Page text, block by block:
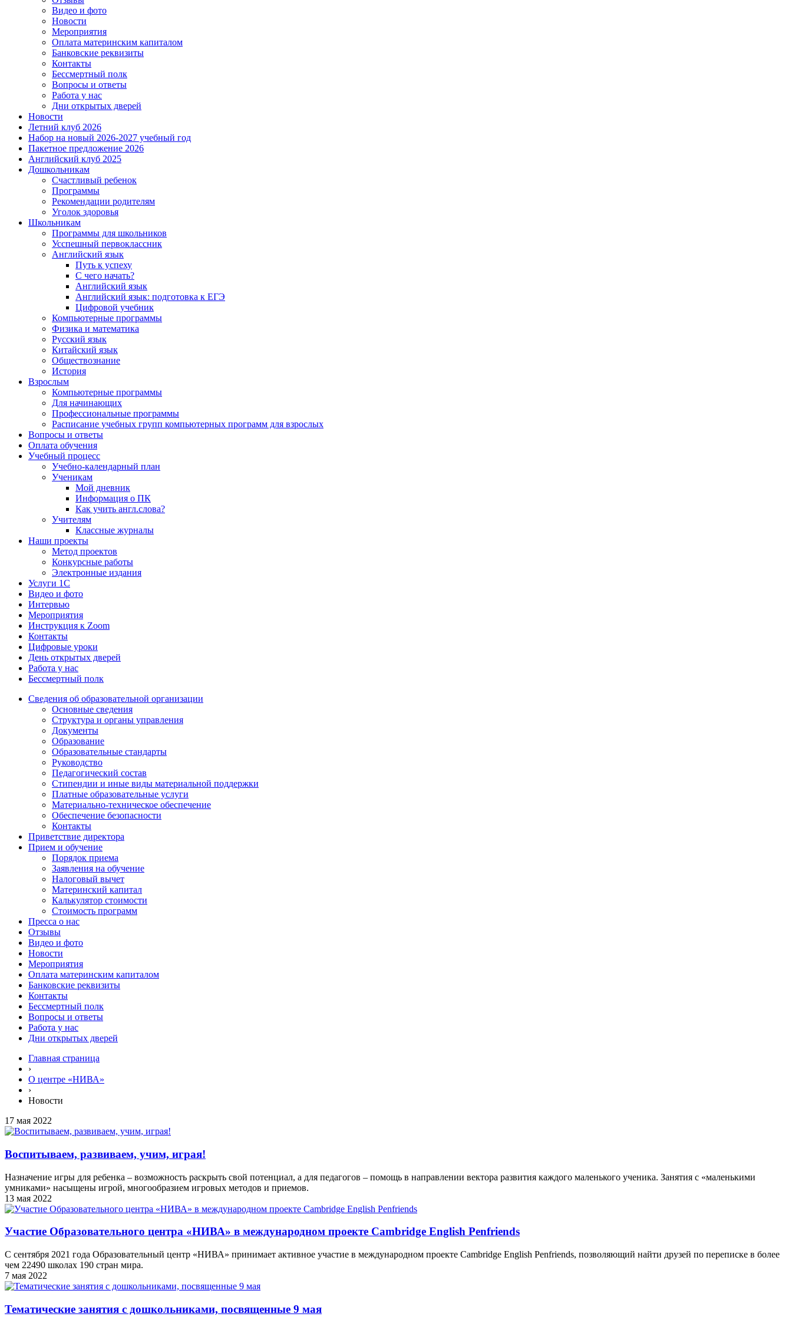
Видео и фото
Новости
Мероприятия
Оплата материнским капиталом
Банковские реквизиты
Контакты
Бессмертный полк
Вопросы и ответы
Работа у нас
Дни открытых дверей
Новости
Летний клуб 2026
Набор на новый 2026-2027 учебный год
Пакетное предложение 2026
Английский клуб 2025
Дошкольникам
Счастливый ребенок
Программы
Рекомендации родителям
Уголок здоровья
Школьникам
Программы для школьников
Усспешный первоклассник
Английский язык
Путь к успеху
С чего начать?
Английский язык
Английский язык: подготовка к ЕГЭ
Цифровой учебник
Компьютерные программы
Физика и математика
Русский язык
Китайский язык
Обществознание
История
Взрослым
Компьютерные программы
Для начинающих
Профессиональные программы
Расписание учебных групп компьютерных программ для взрослых
Вопросы и ответы
Оплата обучения
Учебный процесс
Учебно-календарный план
Ученикам
Мой дневник
Информация о ПК
Как учить англ.слова?
Учителям
Классные журналы
Наши проекты
Метод проектов
Конкурсные работы
Электронные издания
Услуги 1C
Видео и фото
Интервью
Мероприятия
Инструкция к Zoom
Контакты
Цифровые уроки
День открытых дверей
Работа у нас
Бессмертный полк
Сведения об образовательной организации
Основные сведения
Структура и органы управления
Документы
Образование
Образовательные стандарты
Руководство
Педагогический состав
Стипендии и иные виды материальной поддержки
Платные образовательные услуги
Материально-техническое обеспечение
Обеспечение безопасности
Контакты
Приветствие директора
Прием и обучение
Порядок приема
Заявления на обучение
Налоговый вычет
Материнский капитал
Калькулятор стоимости
Стоимость программ
Пресса о нас
Отзывы
Видео и фото
Новости
Мероприятия
Оплата материнским капиталом
Банковские реквизиты
Контакты
Бессмертный полк
Вопросы и ответы
Работа у нас
Дни открытых дверей
Главная страница
›
О центре «НИВА»
›
Новости
17 мая 2022
Воспитываем, развиваем, учим, играя!
Назначение игры для ребенка – возможность раскрыть свой потенциал, а для педагогов – помощь в направлении вектора развития каждого маленького ученика. Занятия с «маленькими
умниками» насыщены игрой, многообразием игровых методов и приемов.
13 мая 2022
Участие Образовательного центра «НИВА» в международном проекте Cambridge English Penfriends
С сентября 2021 года Образовательный центр «НИВА» принимает активное участие в международном проекте Cambridge English Penfriends, позволяющий найти друзей по переписке в более
чем 22490 школах 190 стран мира.
7 мая 2022
Тематические занятия с дошкольниками, посвященные 9 мая